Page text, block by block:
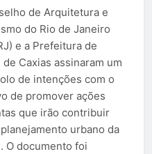
de Arquitetura e
do Rio de Janeiro
e a Prefeitura de
de Caxias assinaram um
de intenções com o
de promover ações
que irão contribuir
urbano da
O documento foi